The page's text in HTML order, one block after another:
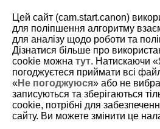
3-3-2 Recommended
When there is a clear main subject and
Anticipated scenes
Weddings, family photos
Цей сайт (cam.start.canon)
для поліпшення алгоритму
для аналізу щодо роботи та
Дізнатися більше про
cookie можна тут. Натискаючи «
погоджуєтеся приймати всі
«Не погоджуюся» або не
записуються та зберігаються
cookie, потрібні для
сайту. Ви можете змінити це